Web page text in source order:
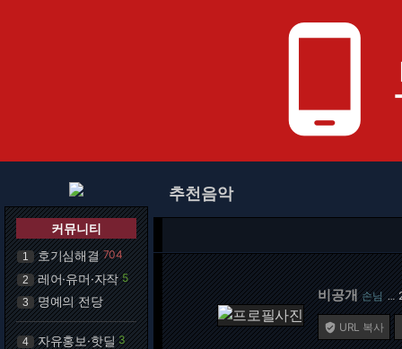
phone_android
커뮤니티
1 호기심해결 704
2 레어·유머·자작 5
3 명예의 전당
4 자유홍보·핫딜 3
추천음악
비공개 손님 …
 URL 복사